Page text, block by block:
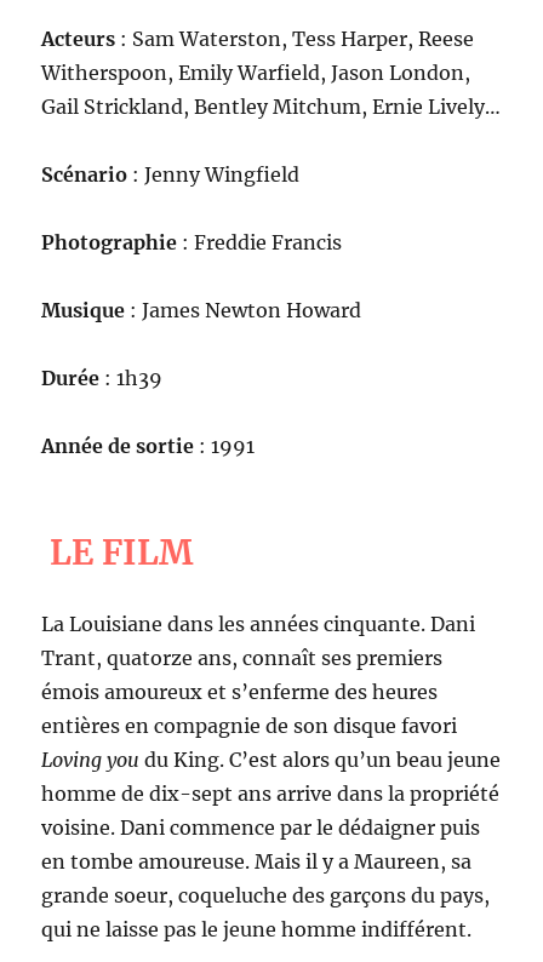
Acteurs : Sam Waterston, Tess Harper, Reese
Witherspoon, Emily Warfield, Jason London,
Gail Strickland, Bentley Mitchum, Ernie Lively…
Scénario : Jenny Wingfield
Photographie : Freddie Francis
Musique : James Newton Howard
Durée : 1h39
Année de sortie : 1991
LE FILM
La Louisiane dans les années cinquante. Dani
Trant, quatorze ans, connaît ses premiers
émois amoureux et s’enferme des heures
entières en compagnie de son disque favori
Loving you du King. C’est alors qu’un beau jeune
homme de dix-sept ans arrive dans la propriété
voisine. Dani commence par le dédaigner puis
en tombe amoureuse. Mais il y a Maureen, sa
grande soeur, coqueluche des garçons du pays,
qui ne laisse pas le jeune homme indifférent.